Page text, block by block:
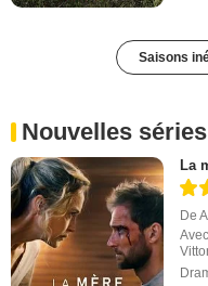
Saisons
Nouvelles
La
De
Avec